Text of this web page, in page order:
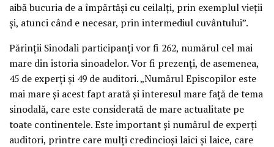
aibă bucuria de a împărtăşi cu ceilalţi, prin exemplul vieţii
şi, atunci când e necesar, prin intermediul cuvântului”.
Părinţii Sinodali participanţi vor fi 262, numărul cel mai
mare din istoria sinoadelor. Vor fi prezenţi, de asemenea,
45 de experţi şi 49 de auditori. „Numărul Episcopilor este
mai mare şi acest fapt arată şi interesul mare faţă de tema
sinodală, care este considerată de mare actualitate pe
toate continentele. Este important şi numărul de experţi
auditori, printre care mulţi credincioşi laici şi laice, care